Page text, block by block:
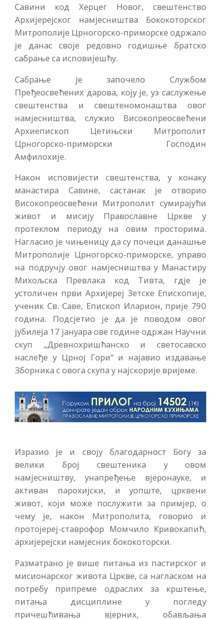
Савини код Херцег Новог, свештенство
Архијерејског намјесништва Бококоторског
Митрополије Црногорско-приморске одржало
је данас своје редовно годишње братско
сабрање са исповијешћу.
Сабрање је започело Службом
Пређеосвећених дарова, коју је, уз саслужење
свештенства и свештеномонаштва овог
намјесништва, служио Високопреосвећени
Архиепископ Цетињски Митрополит
Црногорско-приморски Господин
Амфилохије.
Након исповијести свештенства, у конаку
манастира Савине, састанак је отворио
Високопреосвећени Митрополит сумирајући
живот и мисију Православне Цркве у
протеклом периоду на овим просторима.
Нагласио је чињеницу да су почеци данашње
Митрополије Црногорско-приморске, управо
на подручју овог намјесништва у Манастиру
Михољска Превлака код Тивта, гдје је
устоличен први Архијереј Зетске Епископије,
ученик Св. Саве, Епископ Иларион, прије 790
година. Подсјетио је да је поводом овог
јубилеја 17 јануара ове године одржан Научни
скуп „Древнохришћанско и светосавско
наслеђе у Црној Гори“ и најавио издавање
Зборника с овога скупа у најскорије вријеме.
Изразио је и своју благодарност Богу за
велики број свештеника у овом
намјесништву, унапређење вјеронауке, и
активан парохијски, и уопште, црквени
живот, који може послужити за примјер, о
чему је, након Митрополита, говорио и
протојереј-ставрофор Момчило Кривокапић,
архијерејски намјесник бококоторски.
Разматрано је више питања из пастирског и
мисионарског живота Цркве, са нагласком на
потребу припреме одраслих за крштење,
питања дисциплине у погледу
причешћивања вјерних, обављања